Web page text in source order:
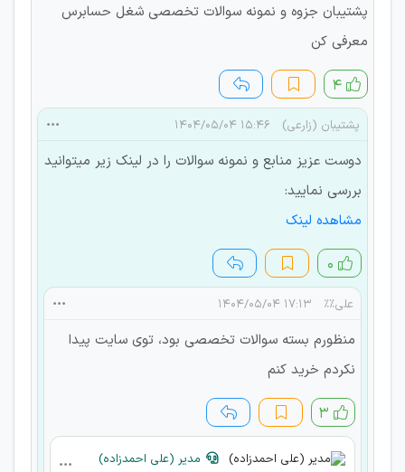
پشتیبان جزوه و نمونه سوالات تخصصی شغل حسابرس
معرفی کن
۴
پشتیبان (زارعی) ۱۵:۴۶ ۱۴۰۴/۰۵/۰۴
دوست عزیز منابع و نمونه سوالات را در لینک زیر میتوانید
بررسی نمایید:
مشاهده لینک
۰
علی%% ۱۷:۱۳ ۱۴۰۴/۰۵/۰۴
منظورم بسته سوالات تخصصی بود، توی سایت پیدا
نکردم خرید کنم
۳
مدیر (علی احمدزاده)